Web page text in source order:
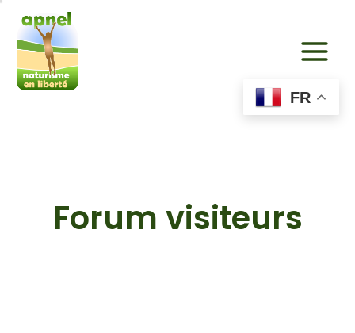
contenu
Forum visiteurs
FR